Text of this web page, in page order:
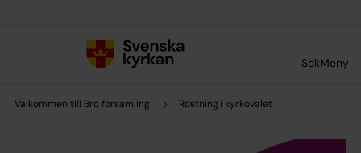
SökMeny
Välkommen till Bro församling Röstning i kyrkovalet